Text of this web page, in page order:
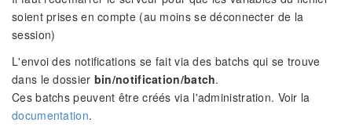
soient prises en compte (au moins se déconnecter de la
session)
L'envoi des notifications se fait via des batchs qui se trouve
dans le dossier bin/notification/batch.
Ces batchs peuvent être créés via l'administration. Voir la
documentation.